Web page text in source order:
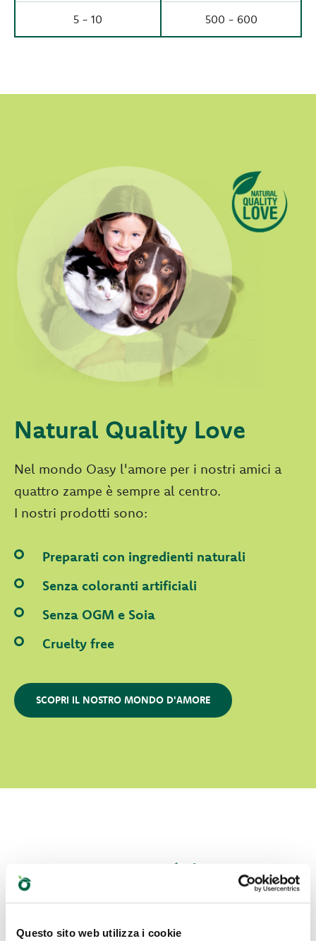
Questo sito web utilizza i cookie
5 - 10 500 - 600
Natural Quality Love
Nel mondo Oasy l'amore per i nostri amici a
quattro zampe è sempre al centro.
I nostri prodotti sono:
Preparati con ingredienti naturali
Senza coloranti artificiali
Senza OGM e Soia
Cruelty free
SCOPRI IL NOSTRO MONDO D'AMORE
Quale sarà il suo
preferito?